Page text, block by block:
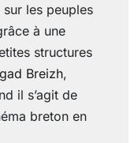
les peuples
à une
structures
Breizh,
il s’agit de
breton en